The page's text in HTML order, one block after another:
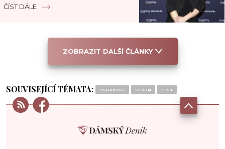
ČÍST DÁLE
ZOBRAZIT DALŠÍ ČLÁNKY
SOUVISEJÍCÍ TÉMATA: OSOBNOST STROM TEST